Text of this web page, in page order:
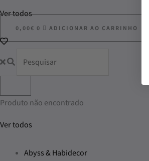
Ver todos
0,00€ 0 ADICIONAR AO CARRINHO
Produto não encontrado
Ver todos
Abyss & Habidecor